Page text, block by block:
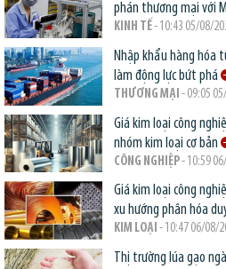
phán thương mại với
KINH TẾ- 10:43 05/08/
Nhập khẩu hàng hóa
làm động lực bứt phá
THƯƠNG MẠI - 09:05
Giá kim loại công
nhóm kim loại cơ bản
CÔNG NGHIỆP- 10:59
Giá kim loại công
xu hướng phân hóa
KIM LOẠI - 10:47 06/08/
Thị trường lúa gạo